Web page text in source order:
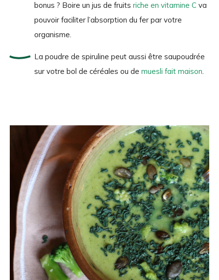
bonus ? Boire un jus de fruits riche en vitamine C va
pouvoir faciliter l’absorption du fer par votre
organisme.
La poudre de spiruline peut aussi être saupoudrée
sur votre bol de céréales ou de muesli fait maison.